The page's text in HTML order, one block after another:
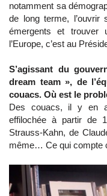
notamment sa
de long terme,
émergents et trouver
l’Europe, c’est au
S’agissant du
dream team », de
couacs. Où est le
Des couacs, il y en
effilochée à partir de
Strauss-Kahn, de
même… Ce qui compte